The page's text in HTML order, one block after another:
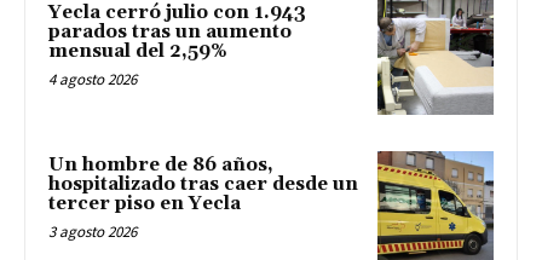
Yecla cerró julio con 1.943
parados tras un aumento
mensual del 2,59%
4 agosto 2026
Un hombre de 86 años,
hospitalizado tras caer desde un
tercer piso en Yecla
3 agosto 2026